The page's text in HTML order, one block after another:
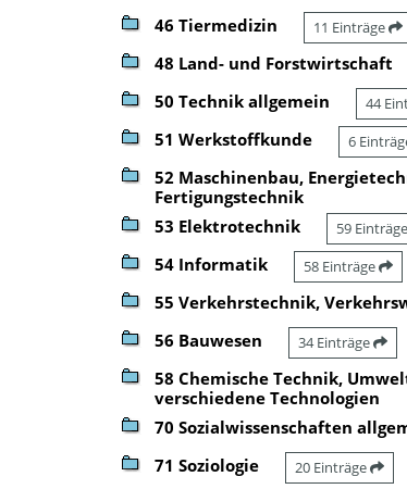
46 Tiermedizin 11 Einträge
48 Land- und Forstwirtschaft
50 Technik allgemein 44
51 Werkstoffkunde 6
52 Maschinenbau,
Fertigungstechnik
53 Elektrotechnik 59 Einträge
54 Informatik 58 Einträge
55 Verkehrstechnik,
56 Bauwesen 34 Einträge
58 Chemische Technik,
verschiedene Technologien
70 Sozialwissenschaften
71 Soziologie 20 Einträge